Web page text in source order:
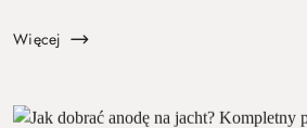
rozwiązania do uszczelnień na ja...
Więcej